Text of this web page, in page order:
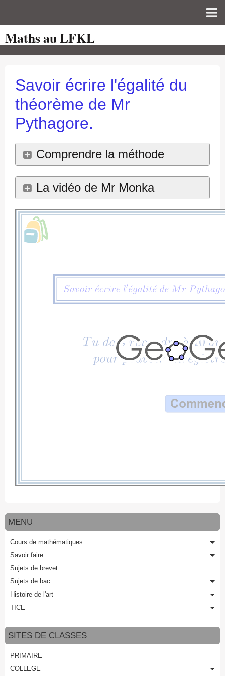
Page d'accueil
Pour les Profs
auto-évaluations
TICE
Sujets de bac
Programmes officiels
Maths au LFKL
Savoir écrire l'égalité du
théorème de Mr
Pythagore.
Comprendre la méthode
La vidéo de Mr Monka
MENU
Cours de mathématiques
Savoir faire.
Sujets de brevet
Sujets de bac
Histoire de l'art
TICE
SITES DE CLASSES
PRIMAIRE
COLLEGE